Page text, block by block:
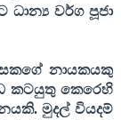
වර්ග පූජා
නායකයකු
කටයුතු කෙරෙහි
මුදල් වියදම්